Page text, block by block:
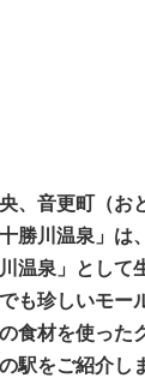
、音更町（お
勝川温泉」は
温泉」として
も珍しいモー
食材を使った
駅をご紹介し